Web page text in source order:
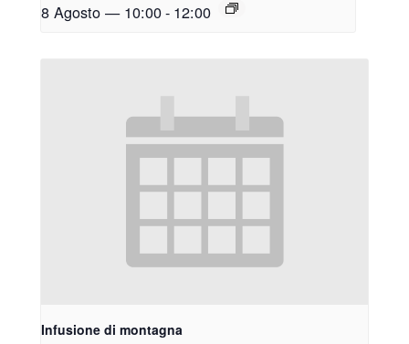
8 Agosto — 10:00- 12:00
Infusione di montagna